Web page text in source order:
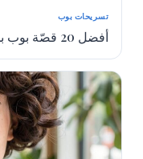
تسريحات بوب
أفضل 20 قصّة بوب بخط A